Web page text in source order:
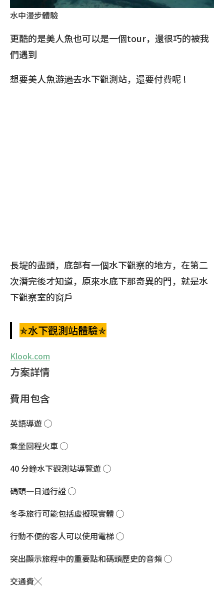
水中漫步體驗
更酷的是美人魚也可以是一個tour，還很巧的被我
們遇到
想要美人魚游過去水下觀測站，還要付費呢 !
長堤的盡頭，底部有一個水下觀察的地方，在第二
次潛完後才知道，原來水底下那奇異的門，就是水
下觀察室的窗戶
✯水下觀測站體驗✯
Klook.com
方案詳情
費用包含
英語導遊 ◯
乘坐回程火車 ◯
40 分鐘水下觀測站導覽遊 ◯
碼頭一日通行證 ◯
冬季旅行可能包括虛擬現實體 ◯
行動不便的客人可以使用電梯 ◯
突出顯示旅程中的重要點和碼頭歷史的音頻 ◯
交通費╳